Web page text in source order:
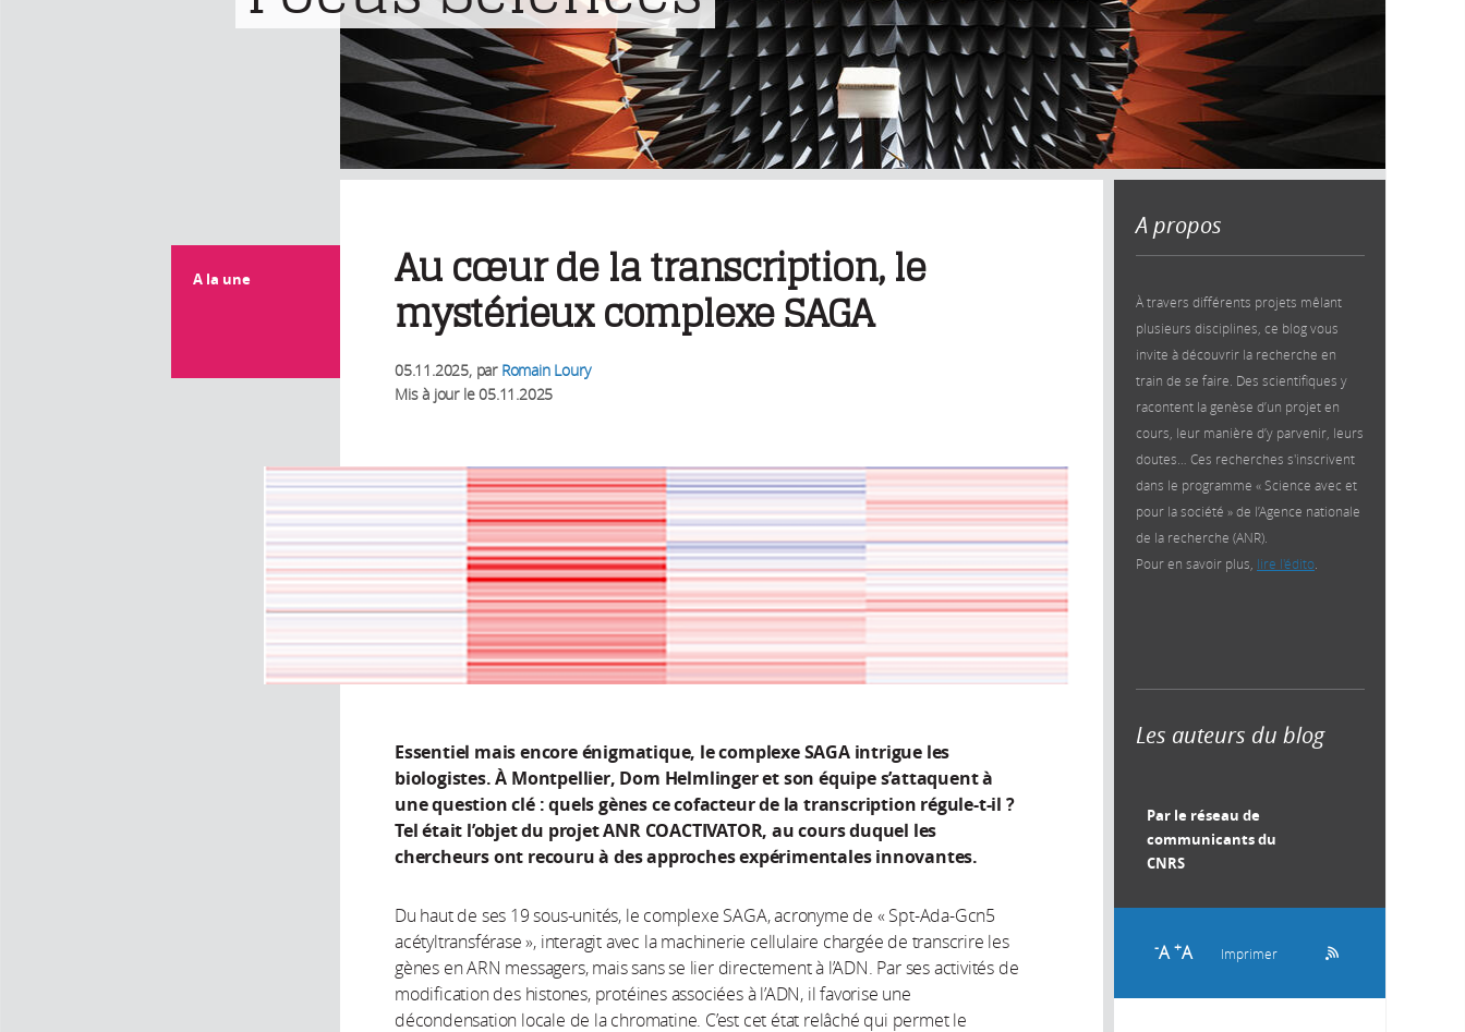
A propos
À travers différents projets mêlant
plusieurs disciplines, ce blog vous
invite à découvrir la recherche en
train de se faire. Des scientifiques y
racontent la genèse d’un projet en
cours, leur manière d’y parvenir, leurs
doutes… Ces recherches s'inscrivent
dans le programme « Science avec et
pour la société » de l’Agence nationale
de la recherche (ANR).
Pour en savoir plus, lire l'édito
Les auteurs du blog
Par le réseau de
communicants du
CNRS
-A +A Imprimer
A la une
Au cœur de la transcription, le
mystérieux complexe SAGA
05.11.2025, par Romain Loury
Mis à jour le05.11.2025
Essentiel mais encore énigmatique, le complexe SAGA intrigue les
biologistes. À Montpellier, Dom Helmlinger et son équipe s’attaquent à
une question clé : quels gènes ce cofacteur de la transcription régule-t-il ?
Tel était l’objet du projet ANR COACTIVATOR, au cours duquel les
chercheurs ont recouru à des approches expérimentales innovantes.
Du haut de ses 19 sous-unités, le complexe SAGA, acronyme de « Spt-Ada-Gcn5
acétyltransférase », interagit avec la machinerie cellulaire chargée de transcrire les
gènes en ARN messagers, mais sans se lier directement à l’ADN. Par ses activités de
modification des histones, protéines associées à l’ADN, il favorise une
décondensation locale de la chromatine. C’est cet état relâché qui permet le